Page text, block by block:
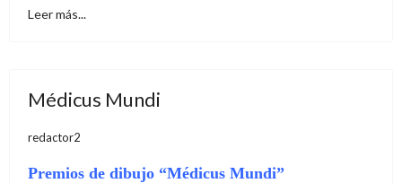
Leer más...
Médicus Mundi
redactor2
Premios de dibujo “Médicus Mundi”